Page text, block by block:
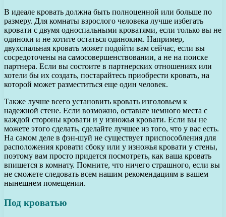
В идеале кровать должна быть полноценной или больше по
размеру. Для комнаты взрослого человека лучше избегать
кровати с двумя односпальными кроватями, если только вы не
одиноки и не хотите остаться одиноким. Например,
двухспальная кровать может подойти вам сейчас, если вы
сосредоточены на самосовершенствовании, а не на поиске
партнера. Если вы состоите в партнерских отношениях или
хотели бы их создать, постарайтесь приобрести кровать, на
которой может разместиться еще один человек.
Также лучше всего установить кровать изголовьем к
надежной стене. Если возможно, оставьте немного места с
каждой стороны кровати и у изножья кровати. Если вы не
можете этого сделать, сделайте лучшее из того, что у вас есть.
На самом деле в фэн-шуй не существует приспособления для
расположения кровати сбоку или у изножья кровати у стены,
поэтому вам просто придется посмотреть, как ваша кровать
впишется в комнату. Помните, что ничего страшного, если вы
не сможете следовать всем нашим рекомендациям в вашем
нынешнем помещении.
Под кроватью